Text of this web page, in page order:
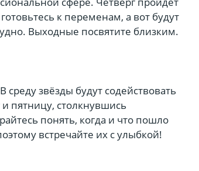
к переменам, а вот будут
Выходные посвятите близким.
звёзды будут содействовать
пятницу, столкнувшись
понять, когда и что пошло
встречайте их с улыбкой!